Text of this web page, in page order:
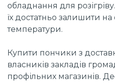
обладнання для
їх достатньо залишити на
температури.
Купити пончики з
власників закладів
профільних магазинів.